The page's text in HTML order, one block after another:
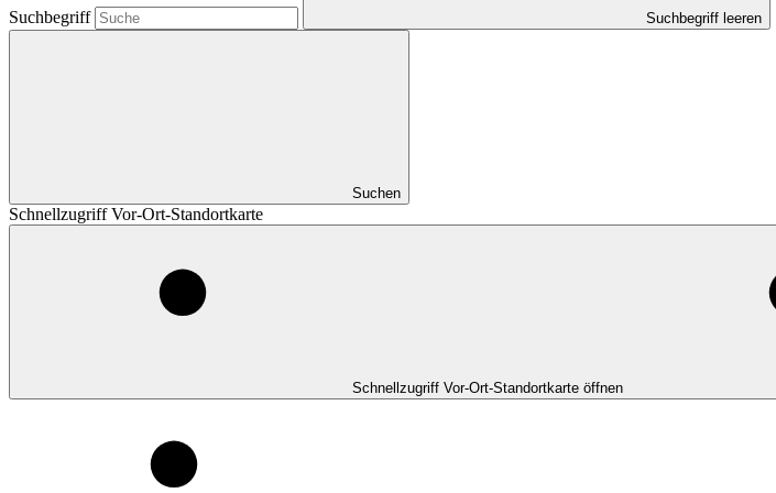
Suchbegriff Suchbegriff leeren
Suchen
Schnellzugriff Vor-Ort-Standortkarte
Schnellzugriff Vor-Ort-Standortkarte öffnen